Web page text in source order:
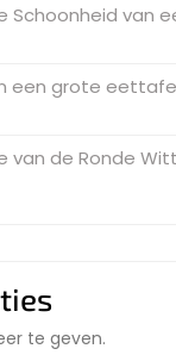
Schoonheid van
een grote
van de Ronde
te geven.